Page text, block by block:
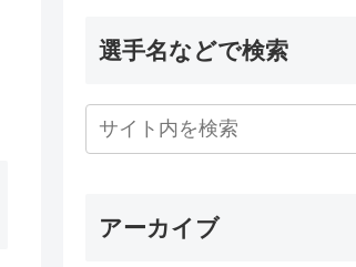
選手名などで検索
アーカイブ